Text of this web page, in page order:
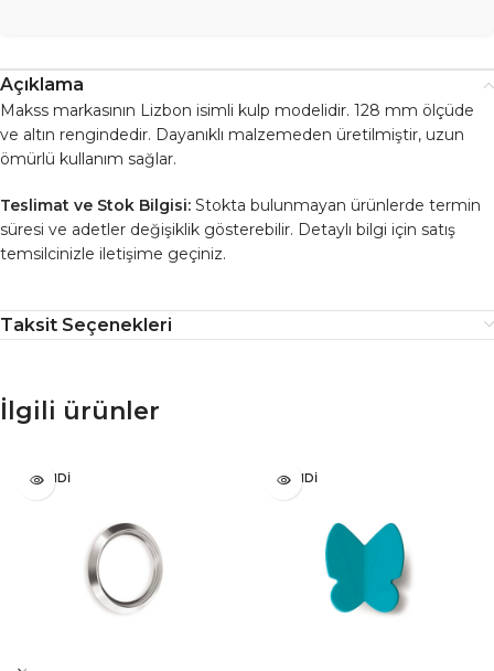
Açıklama
Makss markasının Lizbon isimli kulp modelidir. 128 mm ölçüde
ve altın rengindedir. Dayanıklı malzemeden üretilmiştir, uzun
ömürlü kullanım sağlar.
Teslimat ve Stok Bilgisi: Stokta bulunmayan ürünlerde termin
süresi ve adetler değişiklik gösterebilir. Detaylı bilgi için satış
temsilcinizle iletişime geçiniz.
Taksit Seçenekleri
İlgili ürünler
TÜKENDI TÜKENDI